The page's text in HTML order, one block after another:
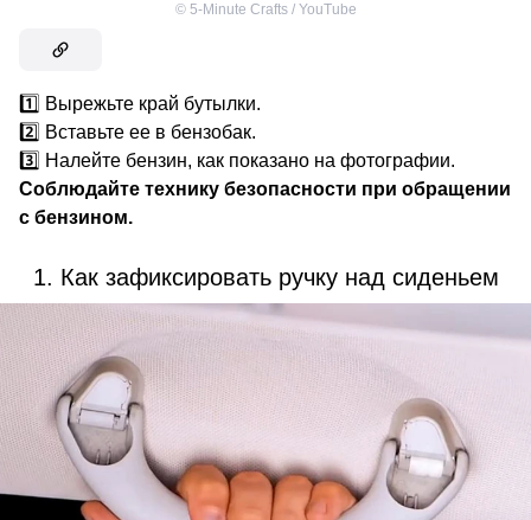
© 5-Minute Crafts / YouTube
1️⃣ Вырежьте край бутылки.
2️⃣ Вставьте ее в бензобак.
3️⃣ Налейте бензин, как показано на фотографии.
Соблюдайте технику безопасности при обращении
с бензином.
1. Как зафиксировать ручку над сиденьем